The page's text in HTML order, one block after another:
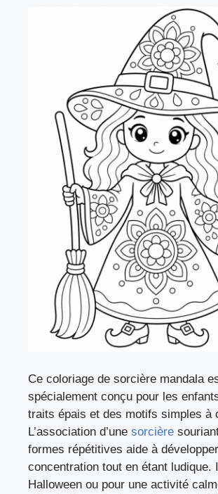
Ce coloriage de sorcière mandala
spécialement conçu pour les
traits épais et des motifs simples à
L’association d’une sorcière
formes répétitives aide à
concentration tout en étant ludique.
Halloween ou pour une activité